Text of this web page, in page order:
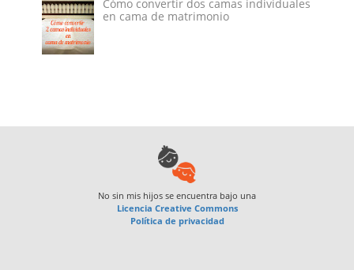
Cómo convertir dos camas individuales
en cama de matrimonio
No sin mis hijos se encuentra bajo una
Licencia Creative Commons
Política de privacidad